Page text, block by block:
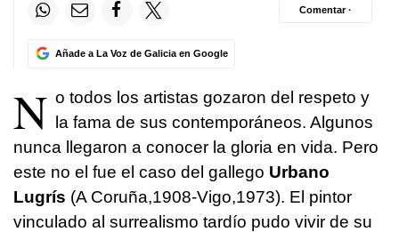
Añade a La Voz de Galicia en Google
Comentar ·
N o todos los artistas gozaron del respeto y
la fama de sus contemporáneos. Algunos
nunca llegaron a conocer la gloria en vida. Pero
este no el fue el caso del gallego Urbano
Lugrís (A Coruña,1908-Vigo,1973). El pintor
vinculado al surrealismo tardío pudo vivir de su